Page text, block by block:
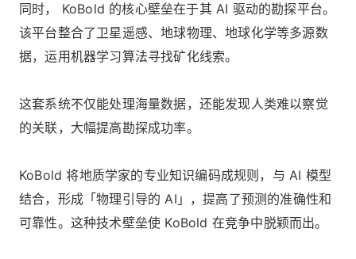
同时， KoBold 的核心壁垒在于其 AI 驱动的勘探平台。
该平台整合了卫星遥感、地球物理、地球化学等多源数
据，运用机器学习算法寻找矿化线索。
这套系统不仅能处理海量数据，还能发现人类难以察觉
的关联，大幅提高勘探成功率。
KoBold 将地质学家的专业知识编码成规则，与 AI 模型
结合，形成「物理引导的 AI」，提高了预测的准确性和
可靠性。这种技术壁垒使 KoBold 在竞争中脱颖而出。